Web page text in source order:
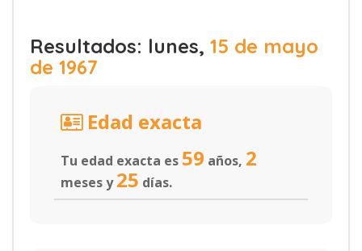
Resultados: lunes, 15 de mayo
de 1967
Edad exacta
Tu edad exacta es 59 años, 2
meses y25 días.